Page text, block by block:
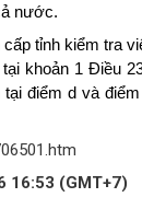
nước.
tỉnh kiểm tra
khoản 1 Điều
điểm d và
16:53 (GMT+7)